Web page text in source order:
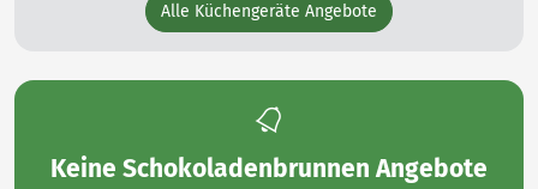
Alle Küchengeräte Angebote
Keine Schokoladenbrunnen Angebote